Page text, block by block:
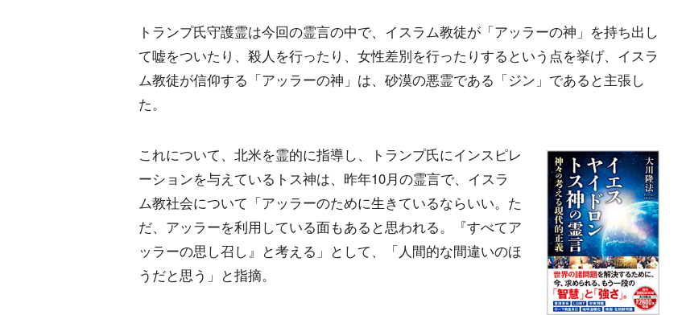
トランプ氏守護霊は今回の霊言の中で、イスラム教徒が「アッラーの神」を持ち出し
て嘘をついたり、殺人を行ったり、女性差別を行ったりするという点を挙げ、イスラ
ム教徒が信仰する「アッラーの神」は、砂漠の悪霊である「ジン」であると主張し
た。
これについて、北米を霊的に指導し、トランプ氏にインスピレ
ーションを与えているトス神は、昨年10月の霊言で、イスラ
ム教社会について「アッラーのために生きているならいい。た
だ、アッラーを利用している面もあると思われる。『すべてア
ッラーの思し召し』と考える」として、「人間的な間違いのほ
うだと思う」と指摘。